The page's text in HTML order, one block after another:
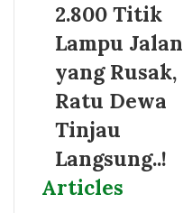
2.800 Titik
Lampu Jalan
yang Rusak,
Ratu Dewa
Tinjau
Langsung..!
Articles